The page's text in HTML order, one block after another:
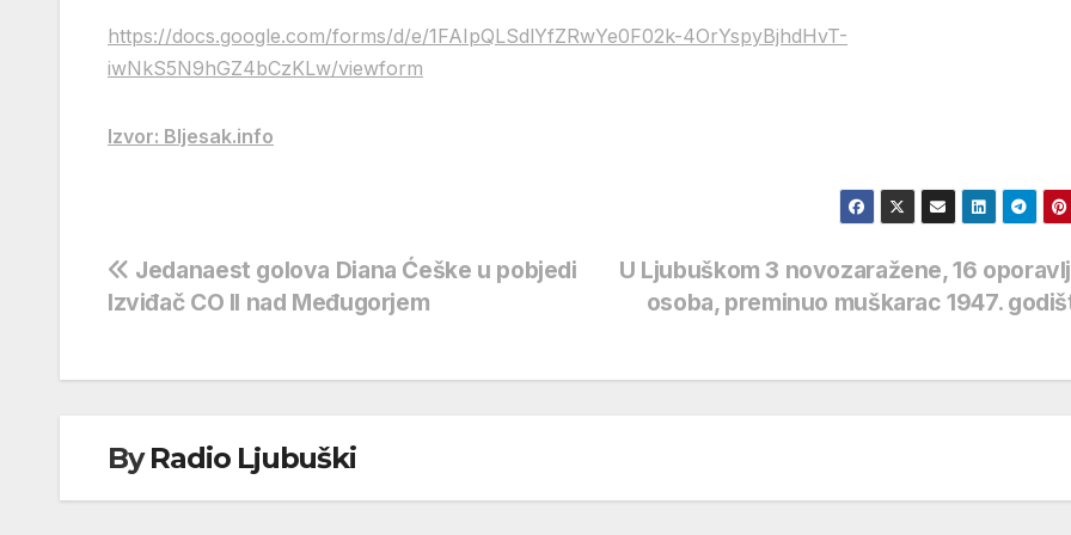
https://docs.google.com/forms/d/e/1FAIpQLSdlYfZRwYe0F02k-4OrYspyBjhdHvT-
iwNkS5N9hGZ4bCzKLw/viewform
Izvor: Bljesak.info
Navigacija
U Ljubuškom 3 novozaražene, 16
osoba, preminuo muškarac 1947.
Jedanaest golova Diana Ćeške u pobjedi
Izviđač CO II nad Međugorjem
ByRadio Ljubuški